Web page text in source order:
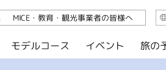
モデルコース イベント 旅の
MICE・教育・観光事業者の皆様へ